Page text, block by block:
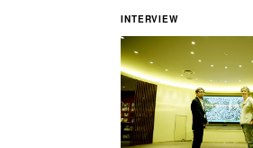
INTERVIEW